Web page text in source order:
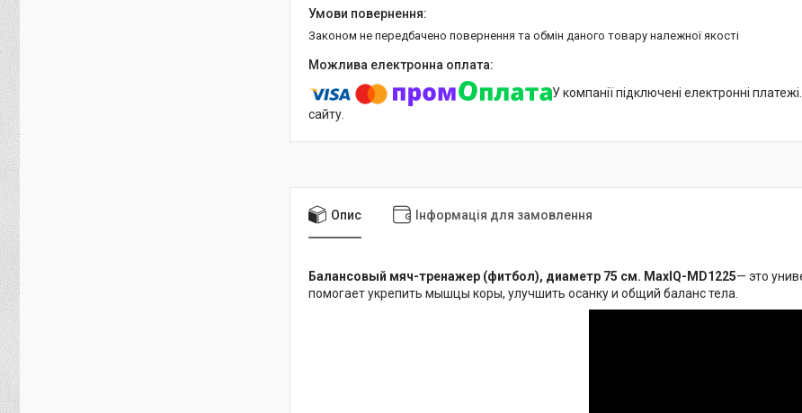
Законом не передбачено повернення та обмін даного товару належної якості
У компанії підключені електронні
сайту.
Опис Інформація для замовлення
Балансовый мяч-тренажер (фитбол), диаметр 75 см. MaxIQ-MD1225— это
помогает укрепить мышцы коры, улучшить осанку и общий баланс тела.